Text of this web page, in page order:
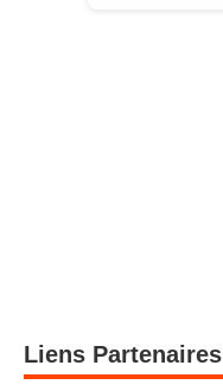
Liens Partenaires